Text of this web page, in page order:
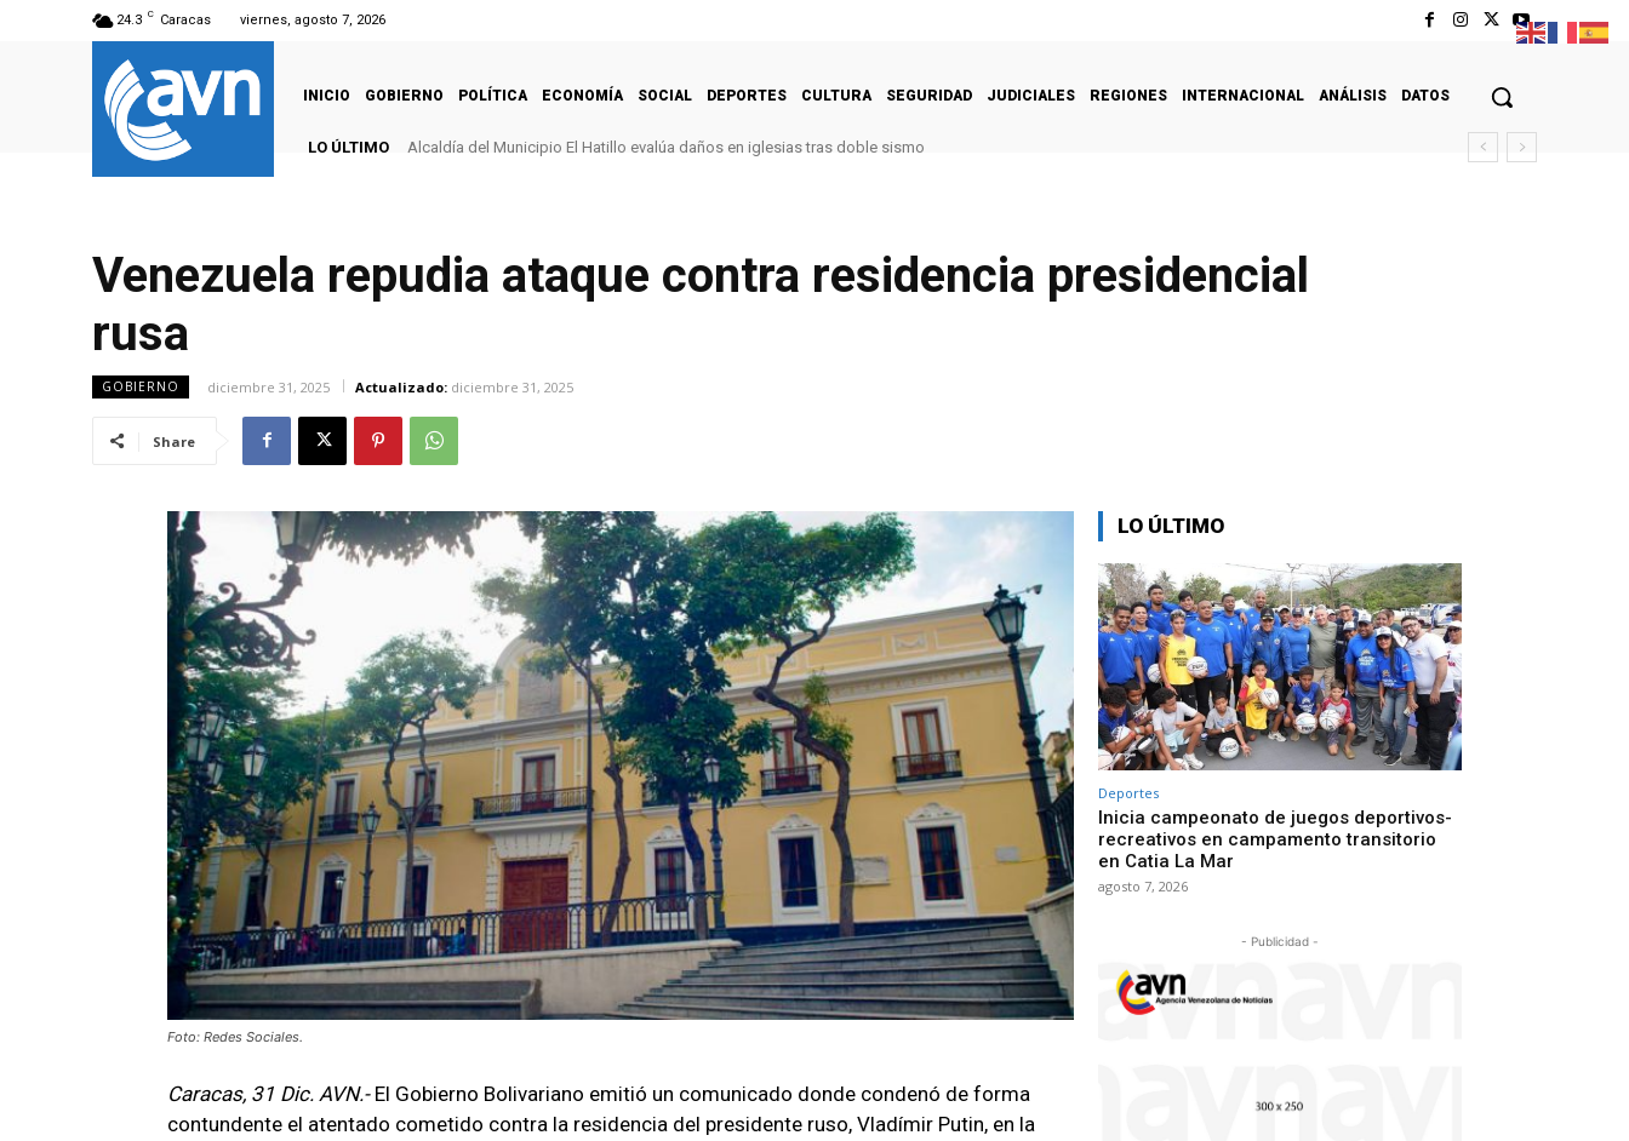
24.3 C Caracas viernes, agosto 7, 2026
INICIO GOBIERNO POLÍTICA ECONOMÍA SOCIAL DEPORTES CULTURA SEGURIDAD JUDICIALES REGIONES INTERNACIONAL ANÁLISIS DATOS
LO ÚLTIMO Alcaldía del Municipio El Hatillo evalúa daños en iglesias tras doble sismo
Venezuela repudia ataque contra residencia presidencial
rusa
GOBIERNO diciembre 31, 2025 Actualizado: diciembre 31, 2025
Share
Foto: Redes Sociales.
Caracas, 31 Dic. AVN.- El Gobierno Bolivariano emitió un comunicado donde condenó de forma
contundente el atentado cometido contra la residencia del presidente ruso, Vladímir Putin, en la
LO ÚLTIMO
Deportes
Inicia campeonato de juegos deportivos-
recreativos en campamento transitorio
en Catia La Mar
agosto 7, 2026
- Publicidad -